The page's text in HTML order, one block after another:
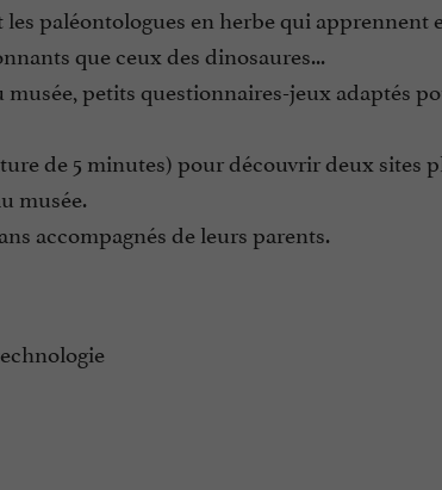
paléontologues en herbe qui apprennent
que ceux des dinosaures...
petits questionnaires-jeux adaptés
de 5 minutes) pour découvrir deux sites
musée.
accompagnés de leurs parents.